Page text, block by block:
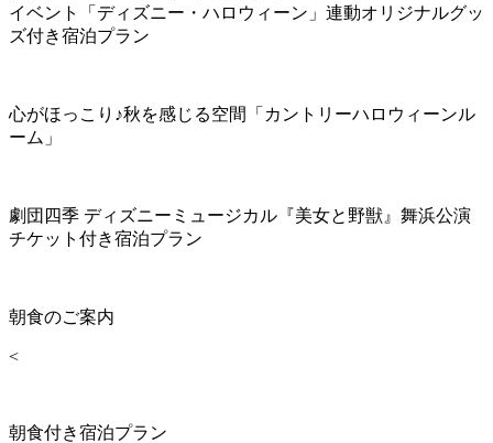
イベント「ディズニー・ハロウィーン」連動オリジナルグッ
ズ付き宿泊プラン
心がほっこり♪秋を感じる空間「カントリーハロウィーンル
ーム」
劇団四季 ディズニーミュージカル『美女と野獣』舞浜公演
チケット付き宿泊プラン
朝食のご案内
<
朝食付き宿泊プラン